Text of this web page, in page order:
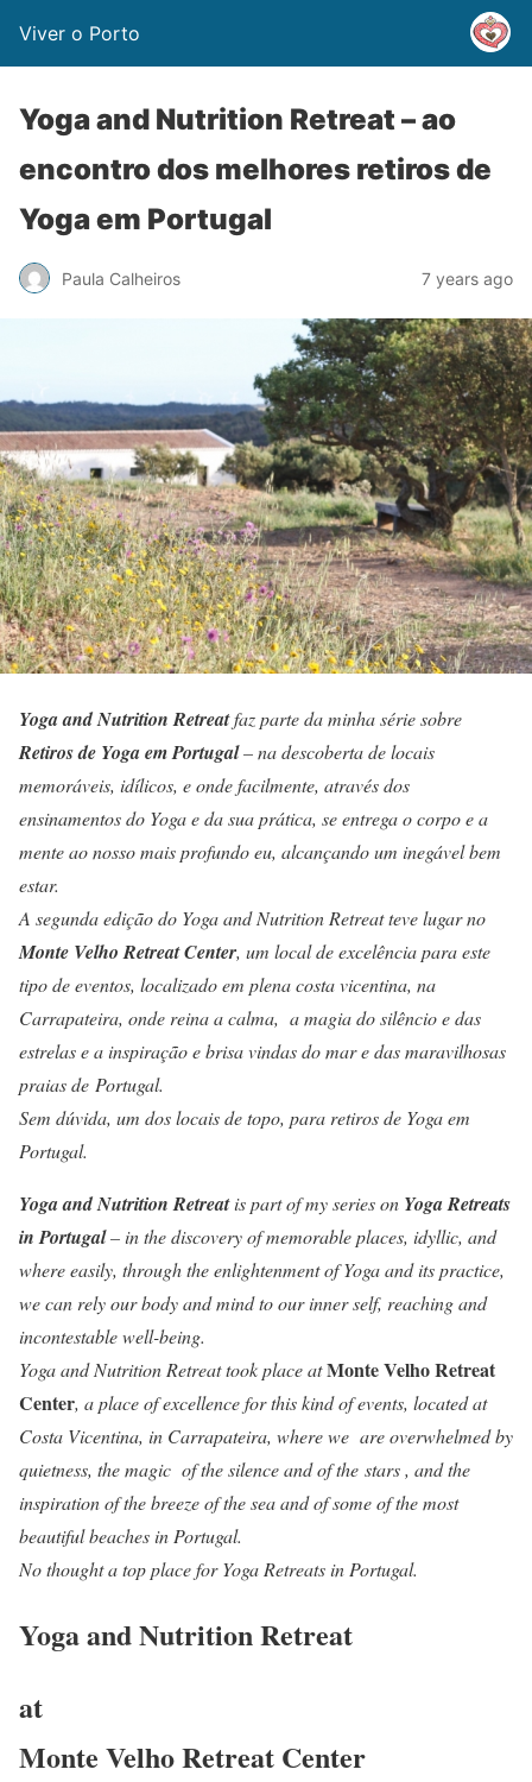
Viver o Porto
Yoga and Nutrition Retreat – ao
encontro dos melhores retiros de
Yoga em Portugal
Paula Calheiros 7 years ago
Yoga and Nutrition Retreatfaz parte da minha série sobre
Retiros de Yoga em Portugal– na descoberta de locais
memoráveis, idílicos, e onde facilmente, através dos
ensinamentos do Yoga e da sua prática, se entrega o corpo e a
mente ao nosso mais profundo eu, alcançando um inegável bem
estar.
A segunda edição do Yoga and Nutrition Retreat teve lugar no
Monte Velho Retreat Center, um local de excelência para este
tipo de eventos, localizado em plena costa vicentina, na
Carrapateira, onde reina a calma, a magia do silêncio e das
estrelas e a inspiração e brisa vindas do mar e das maravilhosas
praias de Portugal.
Sem dúvida, um dos locais de topo, para retiros de Yoga em
Portugal.
Yoga and Nutrition Retreatis part of my series on Yoga Retreats
in Portugal– in the discovery of memorable places, idyllic, and
where easily, through the enlightenment of Yoga and its practice,
we can rely our body and mind to our inner self, reaching and
incontestable well-being.
Yoga and Nutrition Retreat took place atMonte Velho Retreat
Center, a place of excellence for this kind of events, located at
Costa Vicentina, in Carrapateira, where we are overwhelmed by
quietness, the magic of the silence and of the stars , and the
inspiration of the breeze of the sea and of some of the most
beautiful beaches in Portugal.
No thought a top place for Yoga Retreats in Portugal.
Yoga and Nutrition Retreat
at
Monte Velho Retreat Center